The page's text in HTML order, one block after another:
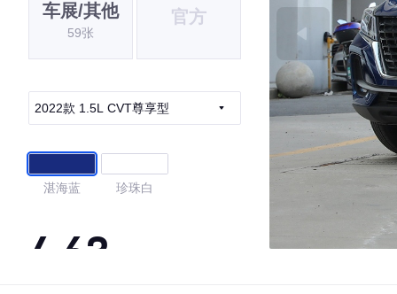
车展/其他
59张
官方
2022款 1.5L CVT尊享型
湛海蓝 珍珠白
4.63